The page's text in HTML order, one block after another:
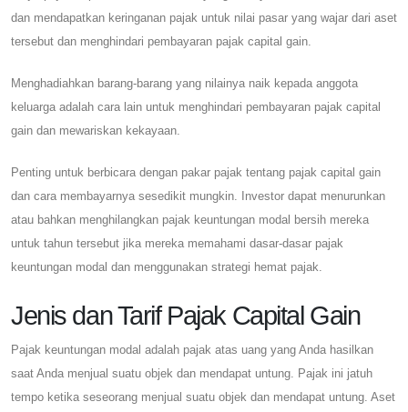
dan mendapatkan keringanan pajak untuk nilai pasar yang wajar dari aset
tersebut dan menghindari pembayaran pajak capital gain.
Menghadiahkan barang-barang yang nilainya naik kepada anggota
keluarga adalah cara lain untuk menghindari pembayaran pajak capital
gain dan mewariskan kekayaan.
Penting untuk berbicara dengan pakar pajak tentang pajak capital gain
dan cara membayarnya sesedikit mungkin. Investor dapat menurunkan
atau bahkan menghilangkan pajak keuntungan modal bersih mereka
untuk tahun tersebut jika mereka memahami dasar-dasar pajak
keuntungan modal dan menggunakan strategi hemat pajak.
Jenis dan Tarif Pajak Capital Gain
Pajak keuntungan modal adalah pajak atas uang yang Anda hasilkan
saat Anda menjual suatu objek dan mendapat untung. Pajak ini jatuh
tempo ketika seseorang menjual suatu objek dan mendapat untung. Aset